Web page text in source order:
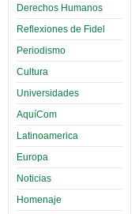
Derechos Humanos
Reflexiones de Fidel
Periodismo
Cultura
Universidades
AquíCom
Latinoamerica
Europa
Noticias
Homenaje